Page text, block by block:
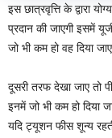
इस छात्रवृत्ति के द्वारा
प्रदान की जाएगी इसमें
जो भी कम हो वह दिया
दूसरी तरफ देखा जाए तो
इनमें जो भी कम हो दिया
यदि ट्यूशन फीस शून्य